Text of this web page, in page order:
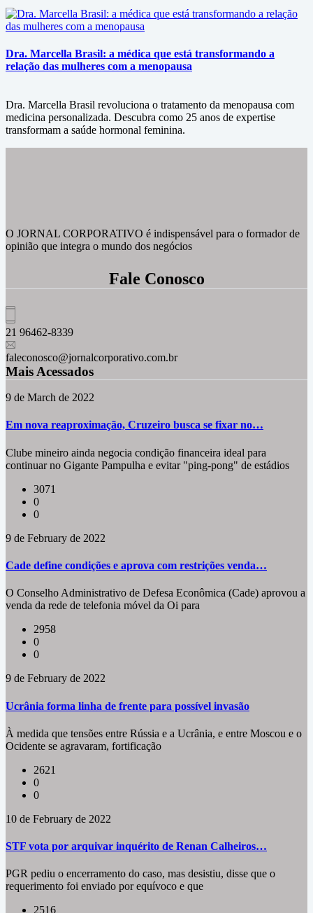
Dra. Marcella Brasil: a médica que está transformando a
relação das mulheres com a menopausa
Dra. Marcella Brasil revoluciona o tratamento da menopausa com
medicina personalizada. Descubra como 25 anos de expertise
transformam a saúde hormonal feminina.
O JORNAL CORPORATIVO é indispensável para o formador de
opinião que integra o mundo dos negócios
Fale Conosco
21 96462-8339
faleconosco@jornalcorporativo.com.br
Mais Acessados
9 de March de 2022
Em nova reaproximação, Cruzeiro busca se fixar no…
Clube mineiro ainda negocia condição financeira ideal para
continuar no Gigante Pampulha e evitar "ping-pong" de estádios
3071
0
0
9 de February de 2022
Cade define condições e aprova com restrições venda…
O Conselho Administrativo de Defesa Econômica (Cade) aprovou a
venda da rede de telefonia móvel da Oi para
2958
0
0
9 de February de 2022
Ucrânia forma linha de frente para possível invasão
À medida que tensões entre Rússia e a Ucrânia, e entre Moscou e o
Ocidente se agravaram, fortificação
2621
0
0
10 de February de 2022
STF vota por arquivar inquérito de Renan Calheiros…
PGR pediu o encerramento do caso, mas desistiu, disse que o
requerimento foi enviado por equívoco e que
2516